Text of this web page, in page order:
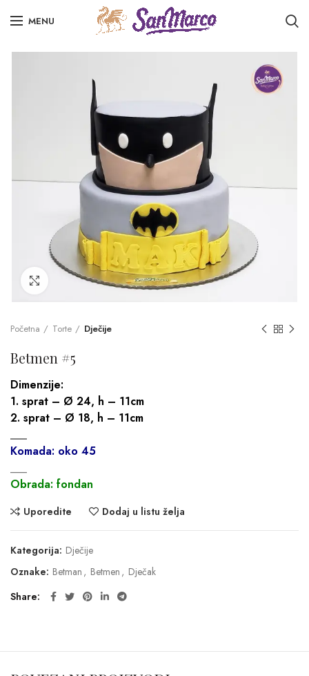
MENU
Click to enlarge
Početna Torte Dječije
Betmen #5
Dimenzije:
1. sprat – Ø 24, h – 11cm
2. sprat – Ø 18, h – 11cm
Komada: oko 45
Obrada: fondan
Uporedite Dodaj u listu želja
Kategorija: Dječije
Oznake: Betman , Betmen , Dječak
Share